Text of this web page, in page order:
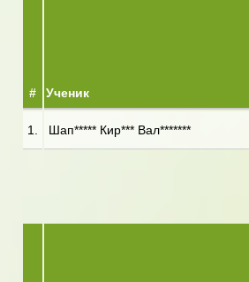
# Ученик
1. Шап***** Кир*** Вал*******